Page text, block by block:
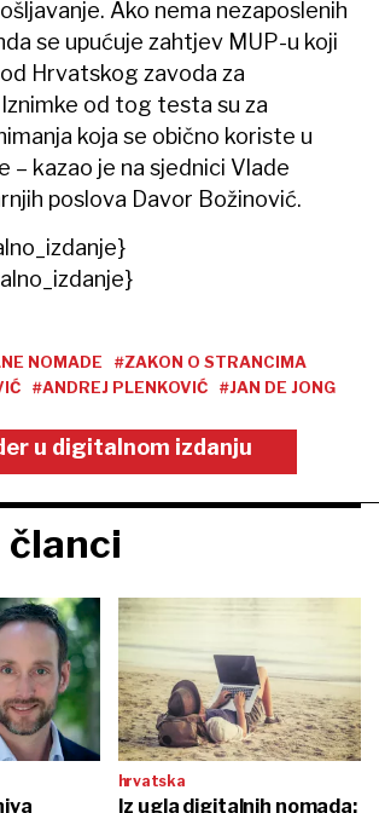
Ako nema nezaposlenih
se upućuje zahtjev MUP-u koji
Hrvatskog zavoda za
od tog testa su za
koja se obično koriste u
– kazao je na sjednici Vlade
poslova Davor Božinović.
NOMADE
#ZAKON O STRANCIMA
#ANDREJ PLENKOVIĆ #JAN DE JONG
u digitalnom izdanju
članci
hrvatska
Iz ugla digitalnih nomada: